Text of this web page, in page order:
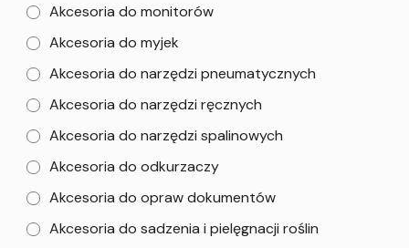
Akcesoria do monitorów
Akcesoria do myjek
Akcesoria do narzędzi pneumatycznych
Akcesoria do narzędzi ręcznych
Akcesoria do narzędzi spalinowych
Akcesoria do odkurzaczy
Akcesoria do opraw dokumentów
Akcesoria do sadzenia i pielęgnacji roślin